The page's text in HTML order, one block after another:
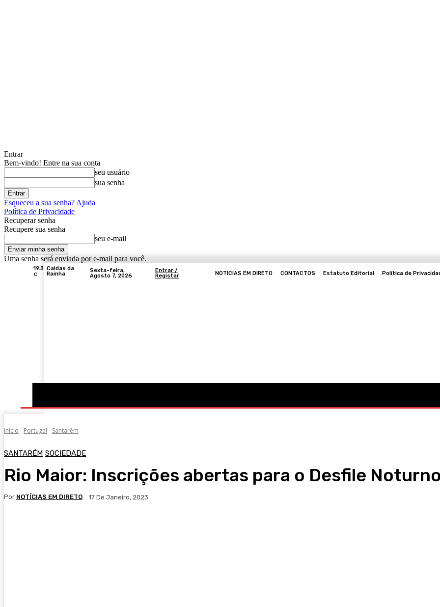
Entrar
Bem-vindo! Entre na sua conta
seu usuário
sua senha
Esqueceu a sua senha? Ajuda
Política de Privacidade
Recuperar senha
Recupere sua senha
seu e-mail
Uma senha será enviada por e-mail para você.
19.3
C
Caldas da
Rainha
Sexta-feira,
Agosto 7, 2026
Entrar /
Registar
NOTÍCIAS EM DIRETO CONTACTOS Estatuto Editorial Política de
Início Portugal Santarém
SANTARÉM SOCIEDADE
Rio Maior: Inscrições abertas para o Desfile
Por NOTÍCIAS EM DIRETO 17 De Janeiro, 2023